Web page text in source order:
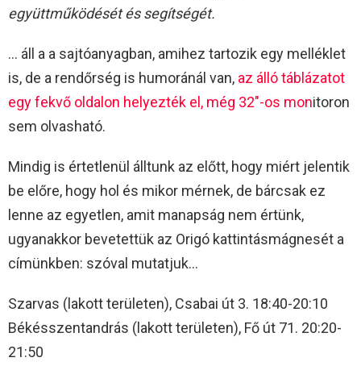
együttműködését és segítségét.
… áll a a sajtóanyagban, amihez tartozik egy melléklet
is, de a rendőrség is humoránál van, az álló táblázatot
egy fekvő oldalon helyezték el, még 32″-os monitoron
sem olvasható.
Mindig is értetlenül álltunk az előtt, hogy miért jelentik
be előre, hogy hol és mikor mérnek, de bárcsak ez
lenne az egyetlen, amit manapság nem értünk,
ugyanakkor bevetettük az Origó kattintásmágnesét a
címünkben: szóval mutatjuk…
Szarvas (lakott területen), Csabai út 3. 18:40-20:10
Békésszentandrás (lakott területen), Fő út 71. 20:20-
21:50